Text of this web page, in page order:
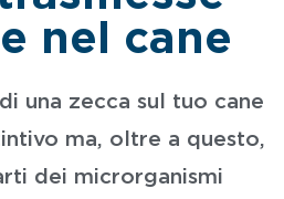
nel cane
una zecca sul tuo cane
ma, oltre a questo,
dei microrganismi